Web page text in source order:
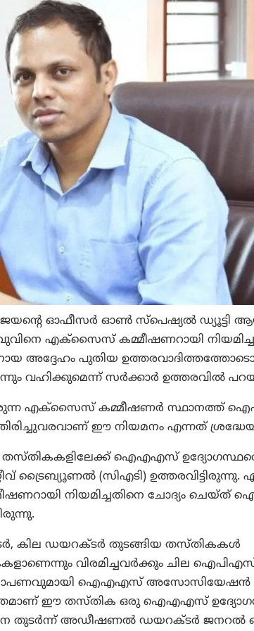
ഓഫീസർ ഓൺ സ്പെഷ്യൽ ഡ്യൂട്ടി
എക്സൈസ് കമ്മീഷണറായി
പുതിയ
വഹിക്കുമെന്ന് സർക്കാർ ഉത്തരവില്‍
എക്സൈസ് കമ്മീഷണർ സ്ഥാനത്ത്
തിരിച്ചുവരവാണ് ഈ നിയമനം എന്നത്
ഐഎഎസ്
ട്രൈബ്യൂണൽ (സിഎടി) ഉത്തരവിട്ടിരുന്നു.
നിയമിച്ചതിനെ ചോദ്യം
ഡയറക്ടർ തുടങ്ങിയ തസ്തികകൾ
വിരമിച്ചവർക്കും ചില
ഐഎഎസ് അസോസിയേഷൻ
ഈ തസ്തിക ഒരു ഐഎഎസ്
തുടർന്ന് അഡീഷണൽ ഡയറക്ടർ